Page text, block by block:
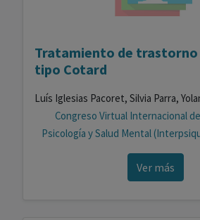
Tratamiento de trastorno
tipo Cotard
Congreso Virtual Internacional
Psicología y Salud Mental
Ver más